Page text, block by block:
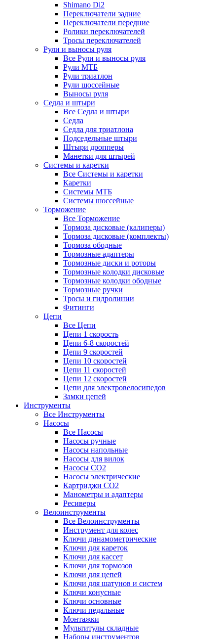
Shimano Di2
Переключатели задние
Переключатели передние
Ролики переключателей
Тросы переключателей
Рули и выносы руля
Все Рули и выносы руля
Рули МТБ
Рули триатлон
Рули шоссейные
Выносы руля
Седла и штыри
Все Седла и штыри
Седла
Седла для триатлона
Подседельные штыри
Штыри дропперы
Манетки для штырей
Системы и каретки
Все Системы и каретки
Каретки
Системы МТБ
Системы шоссейные
Торможение
Все Торможение
Тормоза дисковые (калиперы)
Тормоза дисковые (комплекты)
Тормоза ободные
Тормозные адаптеры
Тормозные диски и роторы
Тормозные колодки дисковые
Тормозные колодки ободные
Тормозные ручки
Тросы и гидролинии
Фитинги
Цепи
Все Цепи
Цепи 1 скорость
Цепи 6-8 скоростей
Цепи 9 скоростей
Цепи 10 скоростей
Цепи 11 скоростей
Цепи 12 скоростей
Цепи для электровелосипедов
Замки цепей
Инструменты
Все Инструменты
Насосы
Все Насосы
Насосы ручные
Насосы напольные
Насосы для вилок
Насосы CO2
Насосы электрические
Картриджи CO2
Манометры и адаптеры
Ресиверы
Велоинструменты
Все Велоинструменты
Инструмент для колес
Ключи динамометрические
Ключи для кареток
Ключи для кассет
Ключи для тормозов
Ключи для цепей
Ключи для шатунов и систем
Ключи конусные
Ключи основные
Ключи педальные
Монтажки
Мультитулы складные
Наборы инструментов